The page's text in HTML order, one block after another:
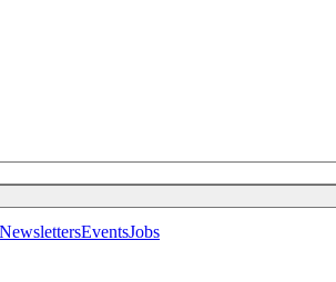
NewslettersEventsJobs